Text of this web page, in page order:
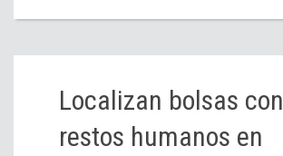
Localizan bolsas con
restos humanos en